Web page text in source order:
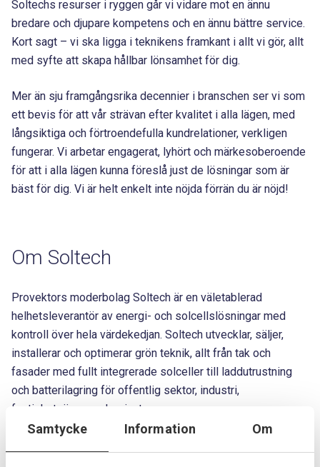
Samtycke Information Om
Soltechs resurser i ryggen går vi vidare mot en ännu
bredare och djupare kompetens och en ännu bättre service.
Kort sagt – vi ska ligga i teknikens framkant i allt vi gör, allt
med syfte att skapa hållbar lönsamhet för dig.
Mer än sju framgångsrika decennier i branschen ser vi som
ett bevis för att vår strävan efter kvalitet i alla lägen, med
långsiktiga och förtroendefulla kundrelationer, verkligen
fungerar. Vi arbetar engagerat, lyhört och märkesoberoende
för att i alla lägen kunna föreslå just de lösningar som är
bäst för dig. Vi är helt enkelt inte nöjda förrän du är nöjd!
Om Soltech
Provektors moderbolag Soltech är en väletablerad
helhetsleverantör av energi- och solcellslösningar med
kontroll över hela värdekedjan. Soltech utvecklar, säljer,
installerar och optimerar grön teknik, allt från tak och
fasader med fullt integrerade solceller till laddutrustning
och batterilagring för offentlig sektor, industri,
fastighetsägare och privatpersoner.